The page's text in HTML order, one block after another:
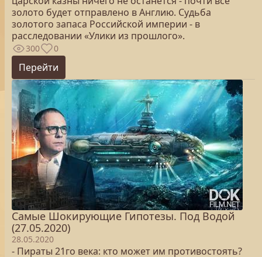
золото будет отправлено в Англию. Судьба
золотого запаса Российской империи - в
расследовании «Улики из прошлого».
300 0
Перейти
Самые Шокирующие Гипотезы. Под Водой
(27.05.2020)
28.05.2020
- Пираты 21го века: кто может им противостоять?